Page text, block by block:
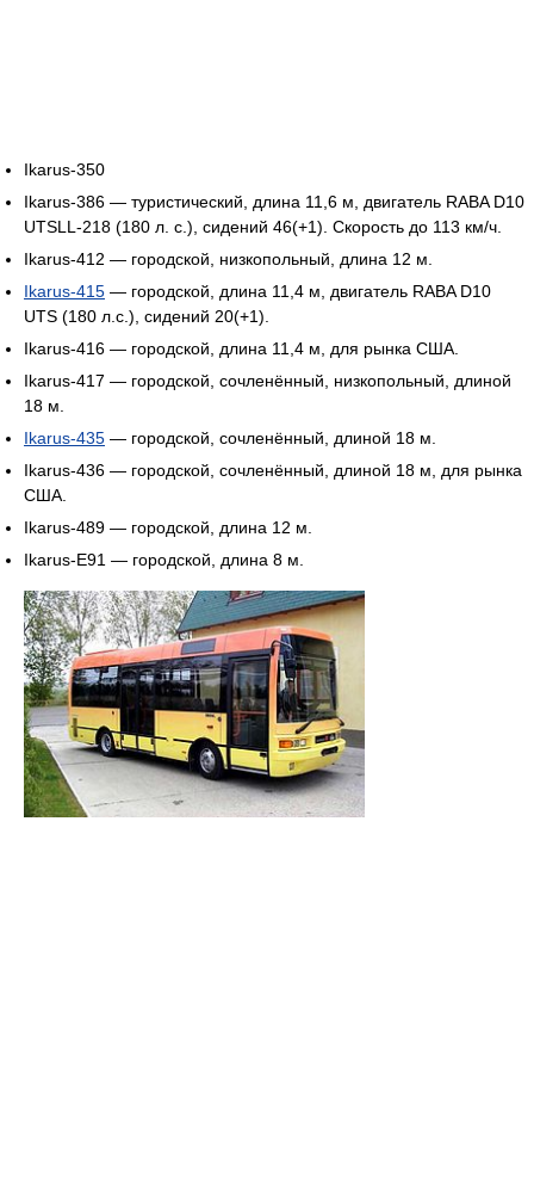
Ikarus-350
Ikarus-386 — туристический, длина 11,6 м, двигатель RABA D10
UTSLL-218 (180 л. с.), сидений 46(+1). Скорость до 113 км/ч.
Ikarus-412 — городской, низкопольный, длина 12 м.
Ikarus-415 — городской, длина 11,4 м, двигатель RABA D10
UTS (180 л.с.), сидений 20(+1).
Ikarus-416 — городской, длина 11,4 м, для рынка США.
Ikarus-417 — городской, сочленённый, низкопольный, длиной
18 м.
Ikarus-435 — городской, сочленённый, длиной 18 м.
Ikarus-436 — городской, сочленённый, длиной 18 м, для рынка
США.
Ikarus-489 — городской, длина 12 м.
Ikarus-E91 — городской, длина 8 м.